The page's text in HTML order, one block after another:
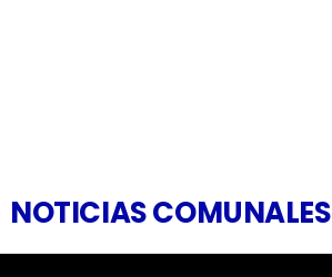
NOTICIAS COMUNALES